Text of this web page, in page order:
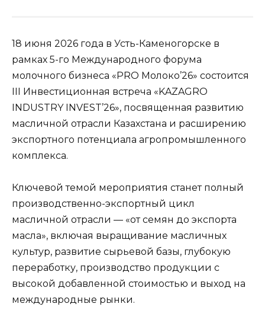
18 июня 2026 года в Усть-Каменогорске в
рамках 5-го Международного форума
молочного бизнеса «PRO Молоко’26» состоится
III Инвестиционная встреча «KAZAGRO
INDUSTRY INVEST’26», посвященная развитию
масличной отрасли Казахстана и расширению
экспортного потенциала агропромышленного
комплекса.
Ключевой темой мероприятия станет полный
производственно-экспортный цикл
масличной отрасли — «от семян до экспорта
масла», включая выращивание масличных
культур, развитие сырьевой базы, глубокую
переработку, производство продукции с
высокой добавленной стоимостью и выход на
международные рынки.